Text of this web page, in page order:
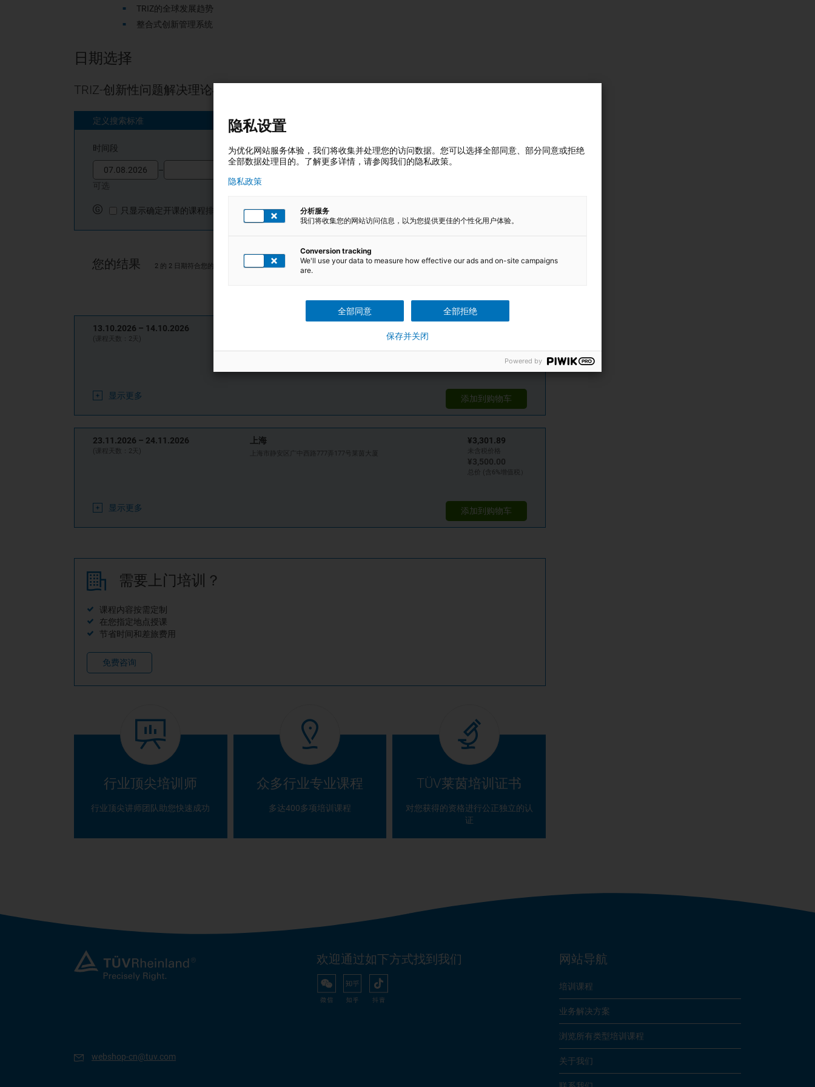
TRIZ的全球发展趋势
整合式创新管理系统
日期选择
TRIZ-创新性问题解决理论与实务
定义搜索标准
时间段
Date Picker
–
可选
只显示确定开课的课程排期
只显示确定开课的课程排期
您的结果 2 的 2 日期符合您的搜索条件
13.10.2026 – 14.10.2026
(课程天数：2天)
¥3,500.00
总价 (含6%增值税）
添加到购物车
显示更多
23.11.2026 – 24.11.2026
(课程天数：2天)
上海
上海市静安区广中西路777弄177号莱茵大厦
¥3,301.89
未含税价格
¥3,500.00
总价 (含6%增值税）
添加到购物车
显示更多
需要上门培训？
课程内容按需定制
在您指定地点授课
节省时间和差旅费用
免费咨询
行业顶尖培训师
行业顶尖讲师团队助您快速成功
众多行业专业课程
多达400多项培训课程
TÜV莱茵培训证书
对您获得的资格进行公正独立的认
证
webshop-cn@tuv.com
欢迎通过如下方式找到我们 网站导航
培训课程
业务解决方案
浏览所有类型培训课程
关于我们
隐私设置
为优化网站服务体验，我们将收集并处理您的访问数据。您可以选择全部同意、部分同意或拒绝
全部数据处理目的。了解更多详情，请参阅我们的隐私政策。
隐私政策
分析服务
我们将收集您的网站访问信息，以为您提供更佳的个性化用户体验。
Conversion tracking
We'll use your data to measure how effective our ads and on-site campaigns
are.
全部同意 全部拒绝
保存并关闭
Powered by